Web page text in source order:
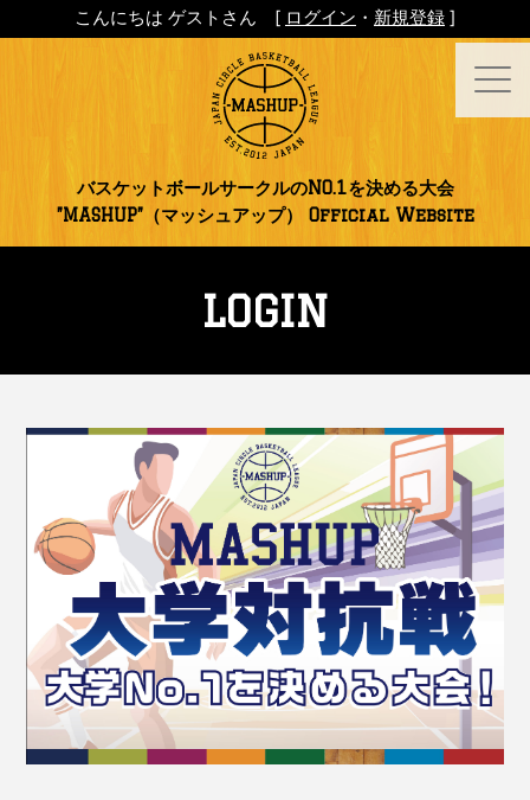
こんにちは ゲストさん [ ログイン ・ 新規登録]
バスケットボールサークルのNO.1を決める大会
”MASHUP”（マッシュアップ） Official Website
LOGIN